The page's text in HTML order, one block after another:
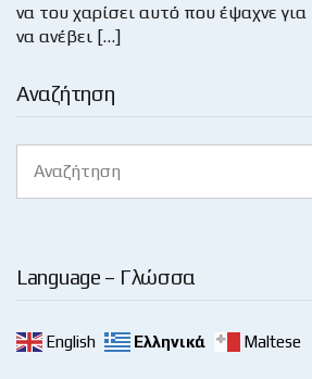
Αναζήτηση
for:
Language – Γλώσσα
English Ελληνικά Maltese
να του χαρίσει αυτό που έψαχνε
να ανέβει […]